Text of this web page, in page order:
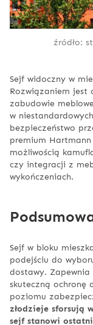
źródło:
Sejf widoczny w
Rozwiązaniem jest
zabudowie
w
bezpieczeństwo
premium
możliwością
czy integracji z
wykończeniach.
Sejf w bloku
podejściu do
dostawy.
skuteczną ochronę
poziomu
złodzieje sforsują
sejf stanowi